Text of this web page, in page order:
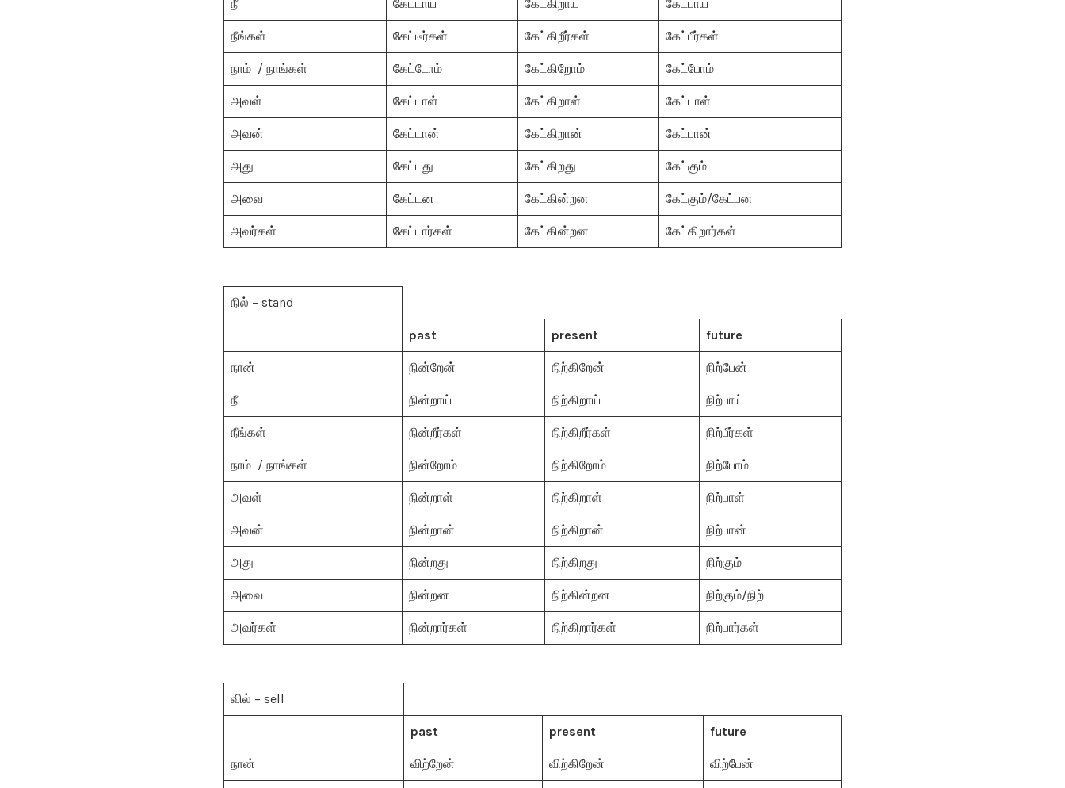
நீ கேட்டாய் கேட்கிறாய் கேட்பாய்
நீங்கள் கேட்டீர்கள் கேட்கிறீர்கள் கேட்பீர்கள்
நாம் / நாங்கள் கேட்டோம் கேட்கிறோம் கேட்போம்
அவள் கேட்டாள் கேட்கிறாள் கேட்டாள்
அவன் கேட்டான் கேட்கிறான் கேட்பான்
அது கேட்டது கேட்கிறது கேட்கும்
அவை கேட்டன கேட்கின்றன கேட்கும்/கேட்பன
அவர்கள் கேட்டார்கள் கேட்கின்றன கேட்கிறார்கள்
நில் – stand
past present future
நான் நின்றேன் நிற்கிறேன் நிற்பேன்
நீ நின்றாய் நிற்கிறாய் நிற்பாய்
நீங்கள் நின்றீர்கள் நிற்கிறீர்கள் நிற்பீர்கள்
நாம் / நாங்கள் நின்றோம் நிற்கிறோம் நிற்போம்
அவள் நின்றாள் நிற்கிறாள் நிற்பாள்
அவன் நின்றான் நிற்கிறான் நிற்பான்
அது நின்றது நிற்கிறது நிற்கும்
அவை நின்றன நிற்கின்றன நிற்கும்/நிற்
அவர்கள் நின்றார்கள் நிற்கிறார்கள் நிற்பார்கள்
வில் – sell
past present future
நான் விற்றேன் விற்கிறேன் விற்பேன்